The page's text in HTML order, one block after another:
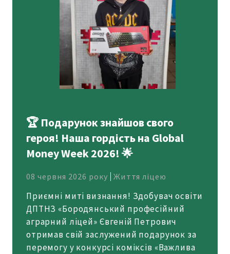
🏆 Подарунок знайшов свого
героя! Наша гордість на Global
Money Week 2026! 🌟
08 червня 2026 року Життя ліцею
Приємні миті визнання! Здобувач освіти
ДПТНЗ «Бородянський професійний
аграрний ліцей» Євгеній Петрович
отримав свій заслужений подарунок за
перемогу у конкурсі коміксів «Важлива